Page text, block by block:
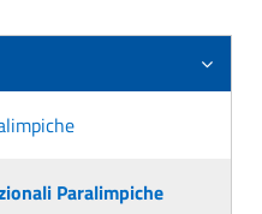
Paralimpiche